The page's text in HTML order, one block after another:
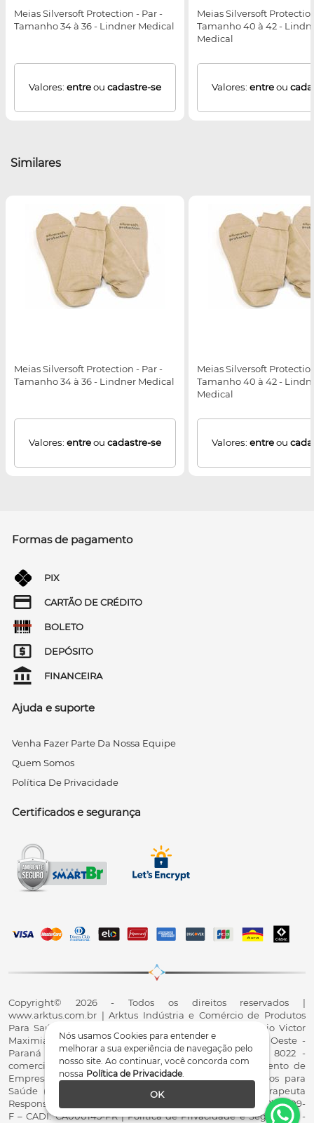
Nós usamos Cookies para entender e
melhorar a sua experiência de navegação pelo
nosso site. Ao continuar, você concorda com
nossa Política de Privacidade.
OK
Meias Silversoft Protection - Par -
Tamanho 34 à 36 - Lindner Medical
Valores: entreou cadastre-se
Meias Silversoft
Tamanho 40 à 42 -
Medical
Valores: entreou
Similares
Meias Silversoft Protection - Par -
Tamanho 34 à 36 - Lindner Medical
Valores: entreou cadastre-se
Meias Silversoft
Tamanho 40 à 42 -
Medical
Valores: entreou
Formas de pagamento
PIX
CARTÃO DE CRÉDITO
BOLETO
DEPÓSITO
FINANCEIRA
Ajuda e suporte
Venha Fazer Parte Da Nossa Equipe
Quem Somos
Política De Privacidade
Certificados e segurança
Copyright© 2026 - Todos os direitos reservados |
www.arktus.com.br | Arktus Indústria e Comércio de Produtos
Para Saúde Ltda | CNPJ: 01.417.367/0001-78 | R. Antônio Victor
Maximiano, 107, Parque Industrial II, Santa Tereza do Oeste -
Paraná - CEP 85825-900 - Fale conosco: 0800 200 8022 -
comercial@arktus.com.br | Autorização de Funcionamento de
Empresa - AFE/ANVISA - Para Fabricação de Produtos para
Saúde (Correlatos): 8.02.844-5 (UX418X102741) - Fisioterapeuta
Responsável Técnico Dr. Alex Fernando Zani - Crefito8(PR): 8409-
F – CADI: CA000145-PR | Política de Privacidade e Segurança -